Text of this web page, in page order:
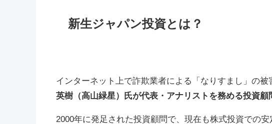
新生ジャパン投資とは？
インターネット上で詐欺業者による「なりすまし」の被
英樹（高山緑星）氏が代表・アナリストを務める投資顧
2000年に発足された投資顧問で、現在も株式投資での